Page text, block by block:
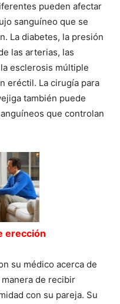
pueden afectar
sanguíneo que se
La diabetes, la presión
las arterias, las
esclerosis múltiple
eréctil. La cirugía para
también puede
que controlan
erección
su médico acerca de
de recibir
con su pareja. Su